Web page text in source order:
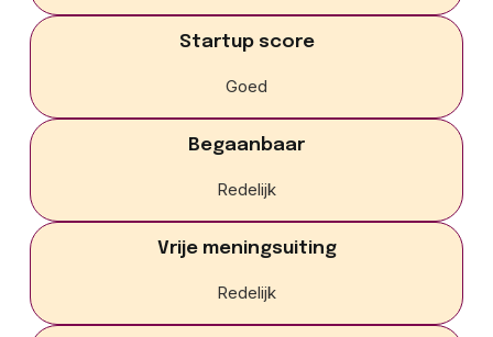
Startup score
Goed
Begaanbaar
Redelijk
Vrije meningsuiting
Redelijk